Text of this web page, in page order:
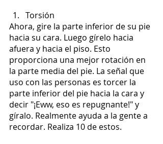
Torsión
Ahora, gire la parte inferior de su pie
hacia su cara. Luego gírelo hacia
afuera y hacia el piso. Esto
proporciona una mejor rotación en
la parte media del pie. La señal que
uso con las personas es torcer la
parte inferior del pie hacia la cara y
decir "¡Eww, eso es repugnante!" y
gíralo. Realmente ayuda a la gente a
recordar. Realiza 10 de estos.